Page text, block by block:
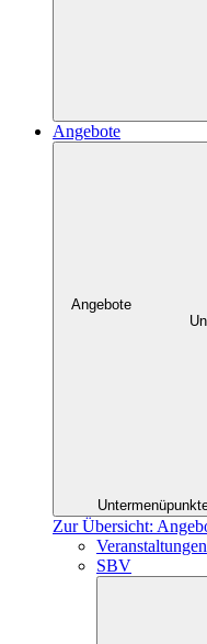
Angebote
Angebote
Zur Übersicht:
Veranstaltungen
SBV